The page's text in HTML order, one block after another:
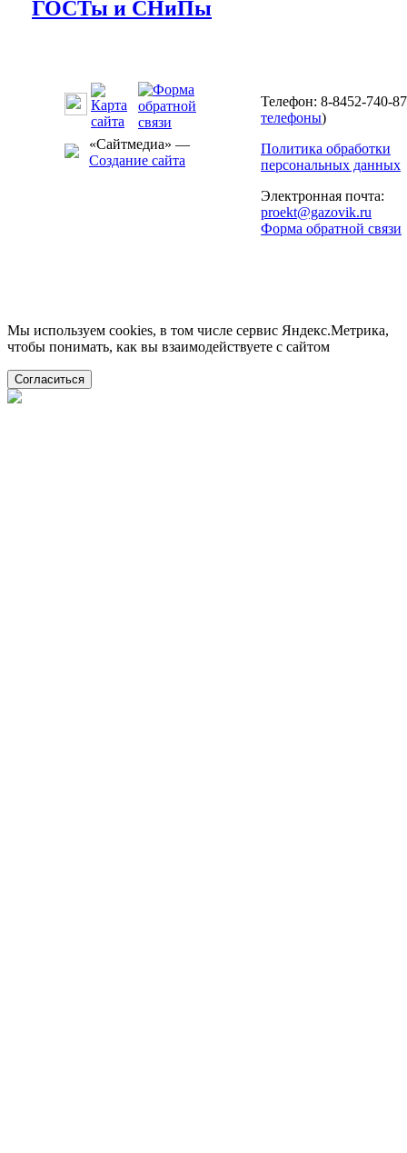
ГОСТы и СНиПы
«Сайтмедиа» —
Создание сайта
Телефон: 8-8452-740-
телефоны)
Политика обработки
персональных данных
Электронная почта:
proekt@gazovik.ru
Форма обратной связи
Мы используем cookies, в том числе сервис Яндекс.Метрика,
чтобы понимать, как вы взаимодействуете с сайтом
Согласиться